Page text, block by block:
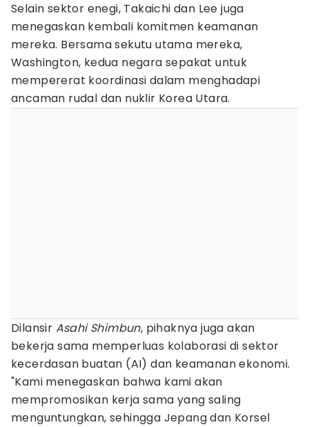
Selain sektor enegi, Takaichi dan Lee juga
menegaskan kembali komitmen keamanan
mereka. Bersama sekutu utama mereka,
Washington, kedua negara sepakat untuk
mempererat koordinasi dalam menghadapi
ancaman rudal dan nuklir Korea Utara.
Dilansir Asahi Shimbun, pihaknya juga akan
bekerja sama memperluas kolaborasi di sektor
kecerdasan buatan (AI) dan keamanan ekonomi.
"Kami menegaskan bahwa kami akan
mempromosikan kerja sama yang saling
menguntungkan, sehingga Jepang dan Korsel